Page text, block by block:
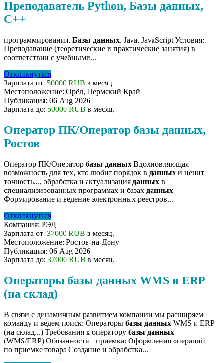
Преподаватель Python, Базы данных,
C++
программирования, Базы данных, Java, JavaScript Условия:
Преподавание (теоретические и практические занятия) в
соответствии с учебными...
Откликнуться
Зарплата от: 50000 RUB в месяц.
Местоположение: Орёл, Пермский Край
Публикация: 06 Aug 2026
Зарплата до: 50000 RUB в месяц.
Оператор ПК/Оператор базы данных,
Ростов
Оператор ПК/Оператор базы данных Вдохновляющая
возможность для тех, кто любит порядок в данных и ценит
точность..., обработка и актуализация данных в
специализированных программах и базах данных
Формирование и ведение электронных реестров...
Откликнуться
Компания: РЭД
Зарплата от: 37000 RUB в месяц.
Местоположение: Ростов-на-Дону
Публикация: 06 Aug 2026
Зарплата до: 37000 RUB в месяц.
Операторы базы данных WMS и ERP
(на склад)
В связи с динамичным развитием компании мы расширяем
команду и ведем поиск: Операторы базы данных WMS и ERP
(на склад...) Требования к оператору базы данных
(WMS/ERP) Обязанности - приемка: Оформления операций
по приемке товара Создание и обработка...